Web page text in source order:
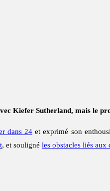
Kiefer Sutherland, mais le
dans 24et exprimé son
, et souligné les obstacles liés aux